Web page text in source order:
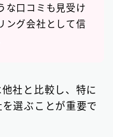
な口コミも見受け
ング会社として信
社と比較し、特に
選ぶことが重要で